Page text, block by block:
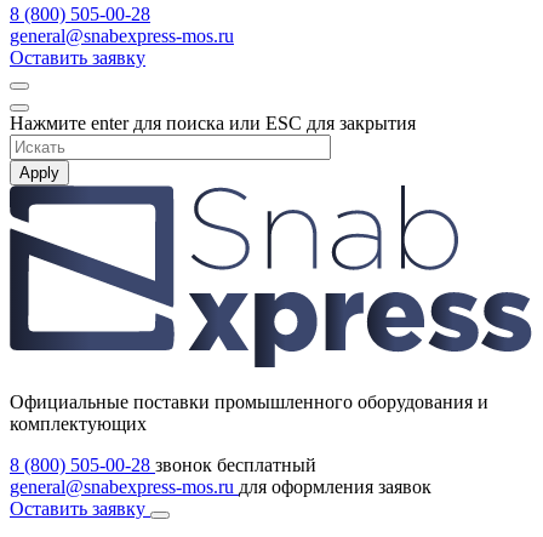
8 (800) 505-00-28
general@snabexpress-mos.ru
Оставить заявку
Нажмите enter для поиска или ESC для закрытия
Apply
Официальные поставки промышленного оборудования и
комплектующих
8 (800) 505-00-28 звонок бесплатный
general@snabexpress-mos.ru для оформления заявок
Оставить заявку